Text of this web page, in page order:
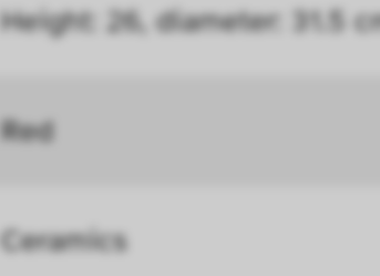
Height: 26, diameter: 31.5
Red
Ceramics